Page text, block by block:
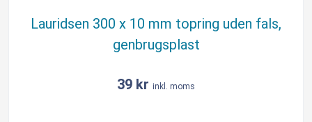
antal
Lauridsen 300 x 10 mm topring uden fals,
genbrugsplast
39 kr inkl. moms